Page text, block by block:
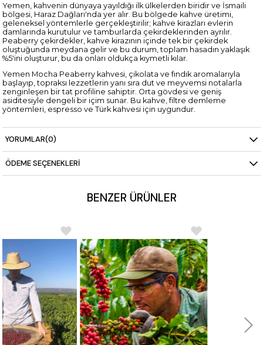
Yemen, kahvenin dünyaya yayıldığı ilk ülkelerden biridir ve İsmaili
bölgesi, Haraz Dağları'nda yer alır. Bu bölgede kahve üretimi,
geleneksel yöntemlerle gerçekleştirilir; kahve kirazları evlerin
damlarında kurutulur ve tamburlarda çekirdeklerinden ayrılır.
Peaberry çekirdekler, kahve kirazının içinde tek bir çekirdek
oluştuğunda meydana gelir ve bu durum, toplam hasadın yaklaşık
%5'ini oluşturur, bu da onları oldukça kıymetli kılar.
Yemen Mocha Peaberry kahvesi, çikolata ve fındık aromalarıyla
başlayıp, topraksı lezzetlerin yanı sıra dut ve meyvemsi notalarla
zenginleşen bir tat profiline sahiptir. Orta gövdesi ve geniş
asiditesiyle dengeli bir içim sunar. Bu kahve, filtre demleme
yöntemleri, espresso ve Türk kahvesi için uygundur.
Yemen'in zengin kahve mirasını deneyimlemek isteyenler için
İsmaili bölgesinden gelen bu yeşil kahve çekirdekleri, benzersiz ve
lezzetli bir kahve deneyimi sunar.
YORUMLAR(0)
ÖDEME SEÇENEKLERI
BENZER ÜRÜNLER